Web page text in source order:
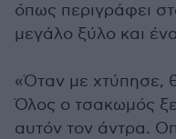
όπως περιγράφει
μεγάλο ξύλο και
«Όταν με χτύπησε,
Όλος ο τσακωμός
αυτόν τον άντρα.